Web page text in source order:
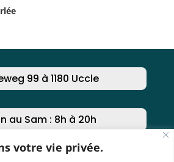
votre vie privée.
99 à 1180 Uccle
au Sam : 8h à 20h